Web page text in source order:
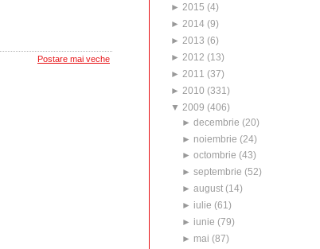
Postare mai veche
► 2015 (4)
► 2014 (9)
► 2013 (6)
► 2012 (13)
► 2011 (37)
► 2010 (331 )
▼ 2009 (406)
►decembrie (20)
► noiembrie (24)
►octombrie (43)
►septembrie (52)
►august (14)
► iulie (61)
► iunie (79)
► mai (87)